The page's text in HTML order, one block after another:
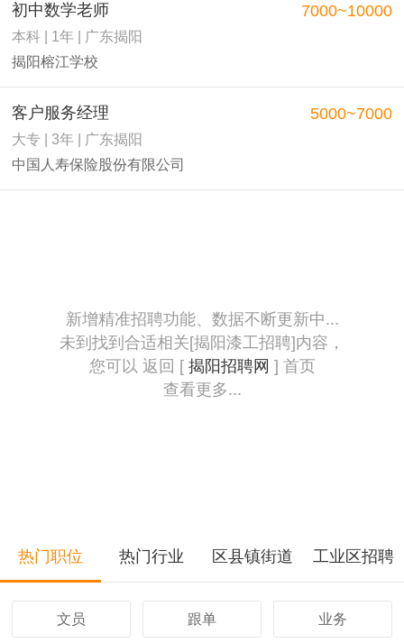
初中数学老师
本科 | 1年 | 广东揭阳
揭阳榕江学校
7000~10000
客户服务经理
大专 | 3年 | 广东揭阳
中国人寿保险股份有限公司
5000~7000
新增精准招聘功能、数据不断更新中...
未到找到合适相关[揭阳漆工招聘]内容，
您可以 返回 [ 揭阳招聘网 ] 首页
查看更多...
热门职位 热门行业 区县镇街道 工业区招聘
文员 跟单 业务